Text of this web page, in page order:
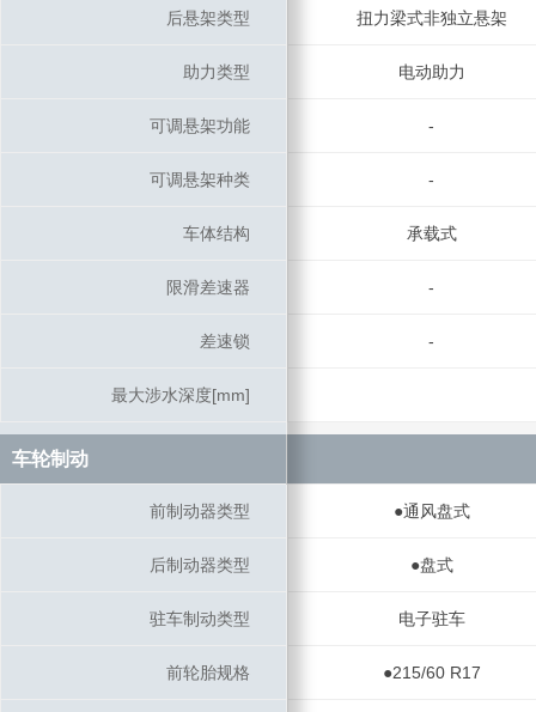
后悬架类型 扭力梁式非独立悬架
助力类型 电动助力
可调悬架功能 -
可调悬架种类 -
车体结构 承载式
限滑差速器 -
差速锁 -
最大涉水深度[mm]
车轮制动
前制动器类型 ●通风盘式
后制动器类型 ●盘式
驻车制动类型 电子驻车
前轮胎规格 ●215/60 R17
后悬架类型
助力类型
可调悬架功能
可调悬架种类
车体结构
限滑差速器
差速锁
最大涉水深度[mm]
车轮制动
前制动器类型
后制动器类型
驻车制动类型
前轮胎规格